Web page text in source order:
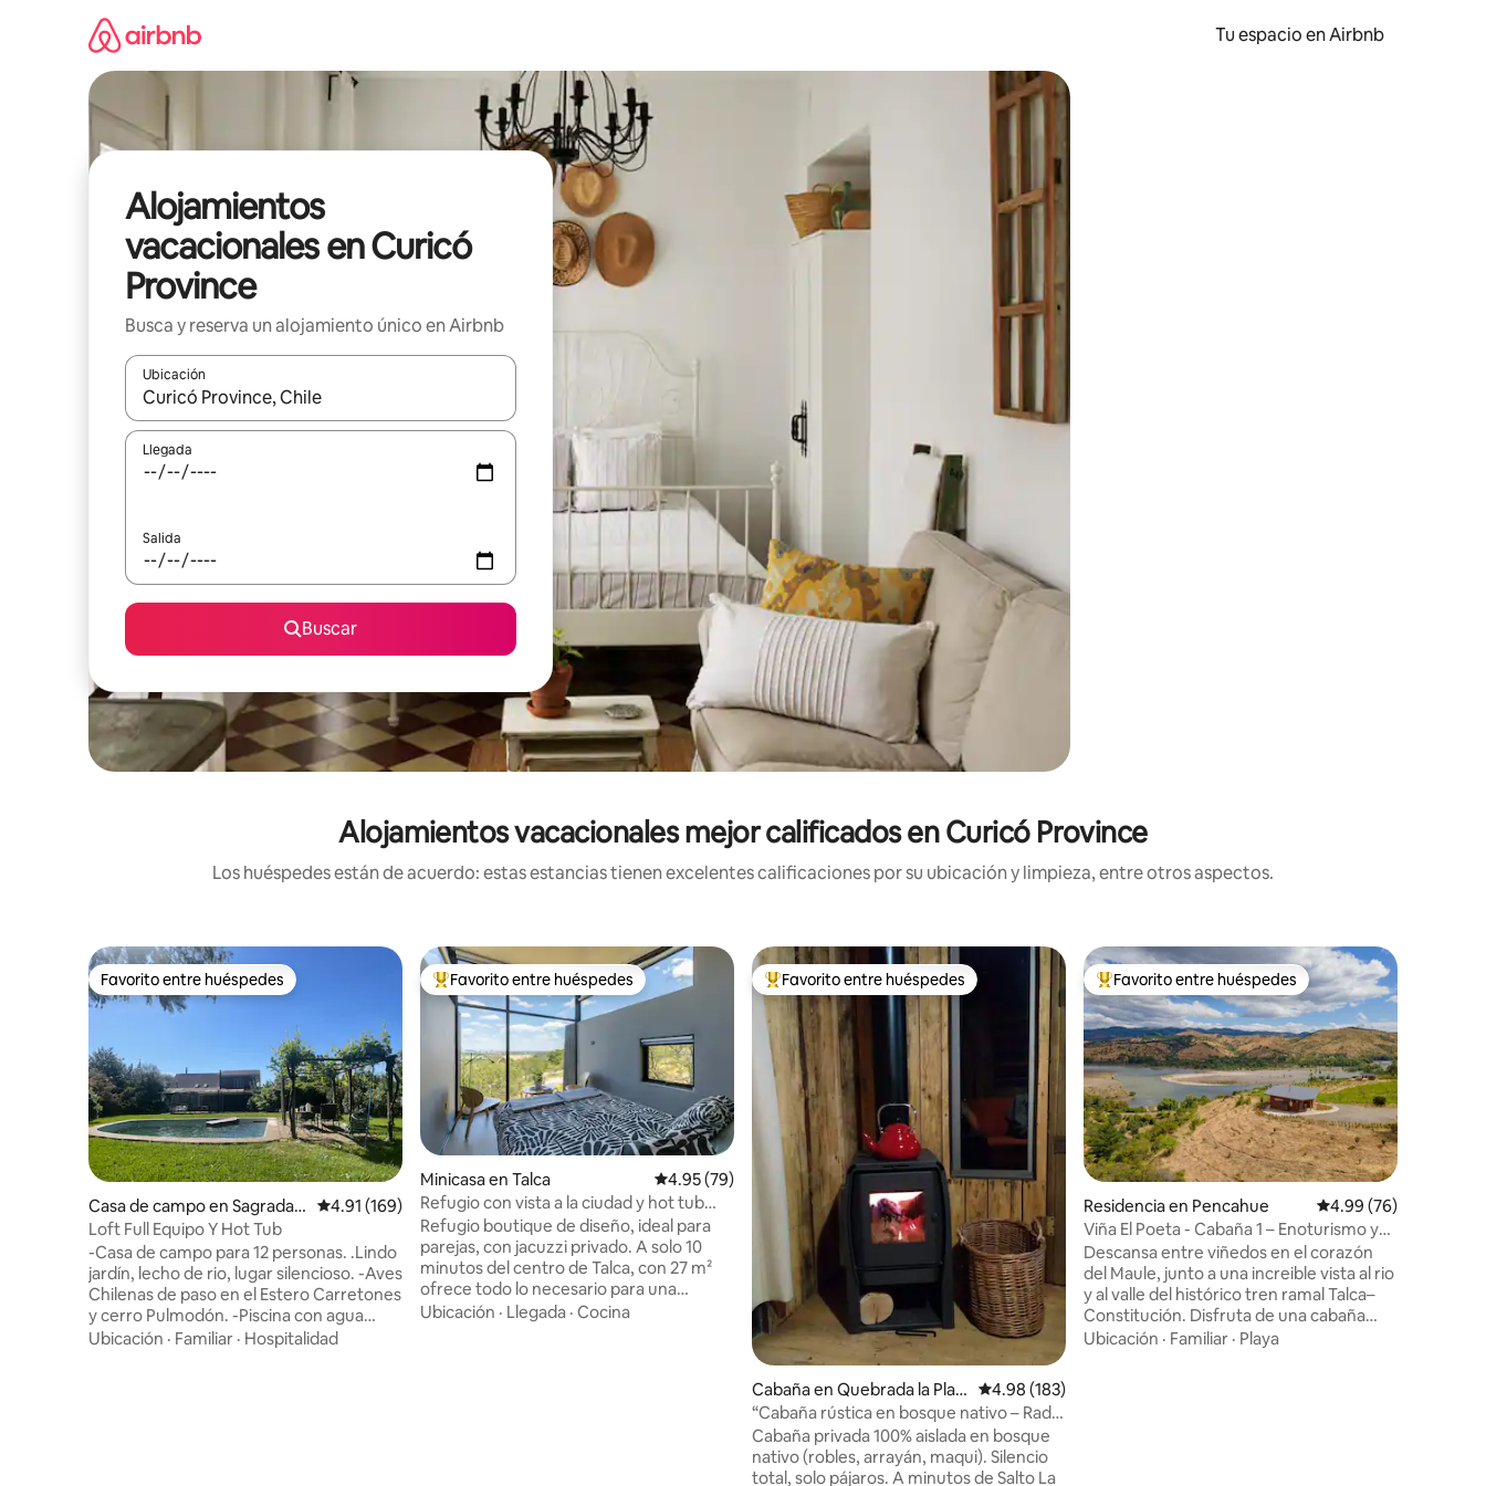
Tu espacio en Airbnb
Alojamientos
vacacionales en Curicó
Province
Busca y reserva un alojamiento único en Airbnb
Ubicación
Cuando los resultados estén disponibles, podrás navegar usando las teclas de las flechas hacia arriba y hacia abajo, o bien tocando y deslizando la pantalla.
Llegada
Salida
Buscar
Alojamientos vacacionales mejor calificados en Curicó Province
Los huéspedes están de acuerdo: estas estancias tienen excelentes calificaciones por su ubicación y limpieza, entre otros aspectos.
Favorito entre huéspedes
Favorito entre huéspedes
Casa de campo en Sagrada F
amilia
Calificación promedio: 4.91 de 5; 169 evaluaciones
4.91 (169)
Loft Full Equipo Y Hot Tub
-Casa de campo para 12 personas. .Lindo
jardín, lecho de rio, lugar silencioso. -Aves
Chilenas de paso en el Estero Carretones
y cerro Pulmodón. -Piscina con agua
fresca de pozo muy pocos químicos. -
Ubicación · Familiar · Hospitalidad
De los mejores en Favorito entre huéspedes
Favorito entre huéspedes
Minicasa en Talca Calificación promedio: 4.95 de 5; 79 evaluaciones
4.95 (79)
Refugio con vista a la ciudad y hot tub
privado.
Refugio boutique de diseño, ideal para
parejas, con jacuzzi privado. A solo 10
minutos del centro de Talca, con 27 m²
ofrece todo lo necesario para una
estadía relajante: jacuzzi temperado
Ubicación · Llegada · Cocina
De los mejores en Favorito entre huéspedes
Favorito entre huéspedes
Cabaña en Quebrada la Plac
eta de Piedra
Calificación promedio: 4.98 de 5; 183 evaluaciones
4.98 (183)
“Cabaña rústica en bosque nativo – Radal
7 Tazas”
Cabaña privada 100% aislada en bosque
nativo (robles, arrayán, maqui). Silencio
total, solo pájaros. A minutos de Salto La
De los mejores en Favorito entre huéspedes
Favorito entre huéspedes
Residencia en Pencahue Calificación
4.99 (76)
Viña El Poeta - Cabaña 1 – Enoturismo y
naturaleza
Descansa entre viñedos en el corazón
del Maule, junto a una increible vista al rio
y al valle del histórico tren ramal Talca–
Constitución. Disfruta de una cabaña
inmersa en una viña familiar, ideal para
Ubicación · Familiar · Playa